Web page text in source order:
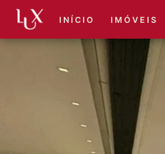
I N Í C I O I M Ó V E I S